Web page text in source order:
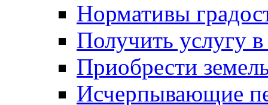
Нормативы
Получить услугу в
Приобрести
Исчерпывающие